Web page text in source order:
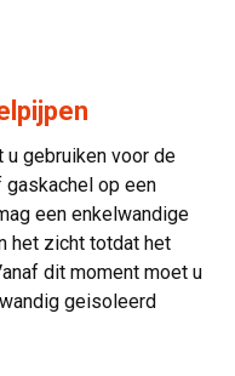
u gebruiken voor de
gaskachel op een
een enkelwandige
het zicht totdat het
dit moment moet u
geisoleerd